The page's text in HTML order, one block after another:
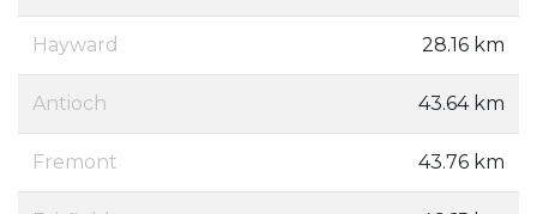
Hayward 28.16 km
Antioch 43.64 km
Fremont 43.76 km